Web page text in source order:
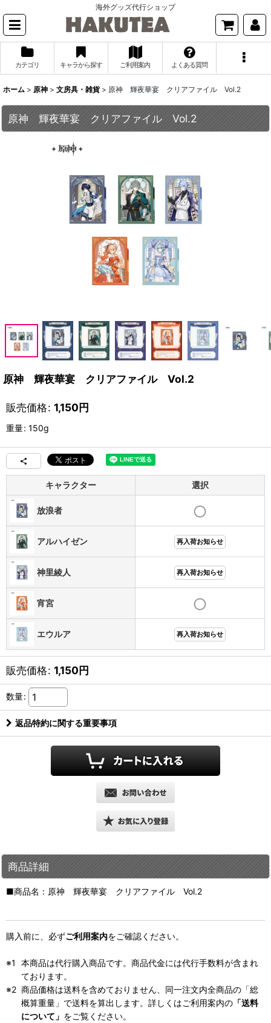
海外グッズ代行ショップ
カテゴリ キャラから探す ご利用案内 よくある質問
ホーム > 原神 > 文房具・雑貨 > 原神 輝夜華宴 クリアファイル Vol.2
原神 輝夜華宴 クリアファイル Vol.2
原神 輝夜華宴 クリアファイル Vol.2
販売価格: 1,150円
重量: 150g
キャラクター 選択
放浪者
アルハイゼン 再入荷お知らせ
神里綾人 再入荷お知らせ
宵宮
エウルア 再入荷お知らせ
販売価格: 1,150円
数量:
返品特約に関する重要事項
商品詳細
■商品名：原神 輝夜華宴 クリアファイル Vol.2
購入前に、必ずご利用案内をご確認ください。
本商品は代行購入商品です。商品代金には代行手数料が含まれ
ております。
商品価格は送料を含めておりません、同一注文内全商品の「総
概算重量」で送料を算出します。詳しくはご利用案内の 「送料
について」 をご覧ください。